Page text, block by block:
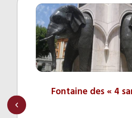
Fontaine des « 4